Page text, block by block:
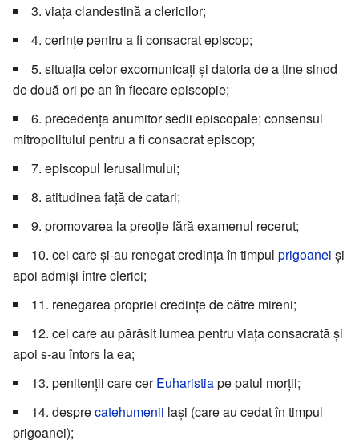
3. viața clandestină a clericilor;
4. cerințe pentru a fi consacrat episcop;
5. situația celor excomunicați și datoria de a ține sinod
de două ori pe an în fiecare episcopie;
6. precedența anumitor sedii episcopale; consensul
mitropolitului pentru a fi consacrat episcop;
7. episcopul Ierusalimului;
8. atitudinea față de catari;
9. promovarea la preoție fără examenul recerut;
10. cei care și-au renegat credința în timpul prigoanei și
apoi admiși între clerici;
11. renegarea propriei credințe de către mireni;
12. cei care au părăsit lumea pentru viața consacrată și
apoi s-au întors la ea;
13. penitenții care cerEuharistiape patul morții;
14. desprecatehumenii lași (care au cedat în timpul
prigoanei);